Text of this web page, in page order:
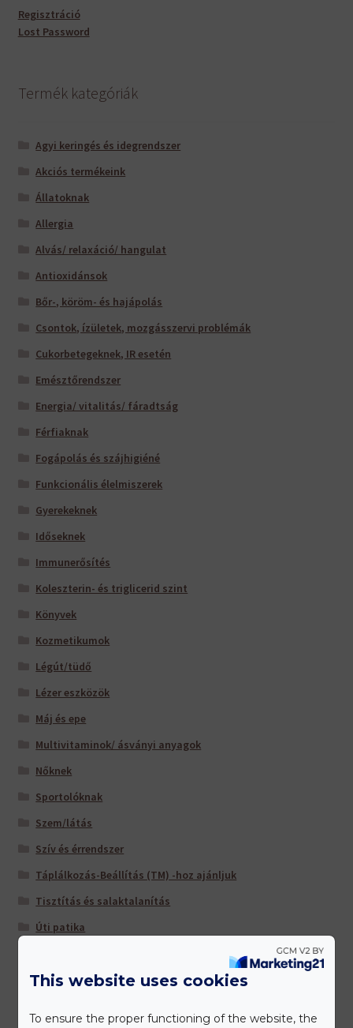
Regisztráció
Lost Password
Termék kategóriák
Agyi keringés és idegrendszer
Akciós termékeink
Állatoknak
Allergia
Alvás/ relaxáció/ hangulat
Antioxidánsok
Bőr-, köröm- és hajápolás
Csontok, ízületek, mozgásszervi problémák
Cukorbetegeknek, IR esetén
Emésztőrendszer
Energia/ vitalitás/ fáradtság
Férfiaknak
Fogápolás és szájhigiéné
Funkcionális élelmiszerek
Gyerekeknek
Időseknek
Immunerősítés
Koleszterin- és triglicerid szint
Könyvek
Kozmetikumok
Légút/tüdő
Lézer eszközök
Máj és epe
Multivitaminok/ ásványi anyagok
Nőknek
Sportolóknak
Szem/látás
Szív és érrendszer
Táplálkozás-Beállítás (TM) -hoz ajánljuk
Tisztítás és salaktalanítás
Úti patika
Gyártóink
This website uses cookies
To ensure the proper functioning of the website, the